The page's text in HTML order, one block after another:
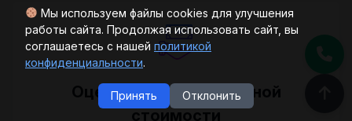
Мы используем файлы cookies для улучшения
работы сайта. Продолжая использовать сайт, вы
соглашаетесь с нашей политикой
конфиденциальности.
Принять Отклонить
Freestyle
Fusion
Оценка до 98% рыночной
стоимости